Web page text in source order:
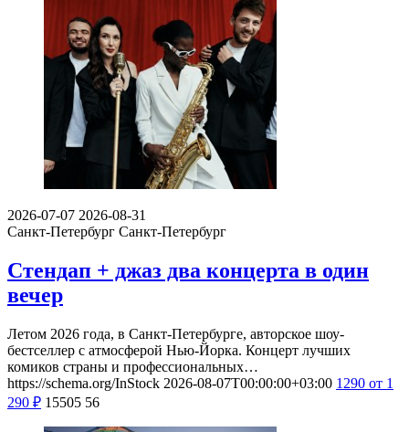
2026-07-07 2026-08-31
Санкт-Петербург Санкт-Петербург
Стендап + джаз два концерта в один
вечер
Летом 2026 года, в Санкт-Петербурге, авторское шоу-
бестселлер с атмосферой Нью-Йорка. Концерт лучших
комиков страны и профессиональных…
https://schema.org/InStock 2026-08-07T00:00:00+03:00 1290 от 1
290 ₽ 15505 56